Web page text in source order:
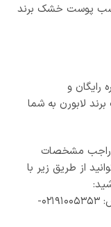
پوست خشک برند
رایگان و
لابورن به شما
راجب مشخصات
از طریق زیر با
تماس مستقیم با واحد مشاوره و فروش: ۰۲۱۹۱۰۰۵۳۵۳-